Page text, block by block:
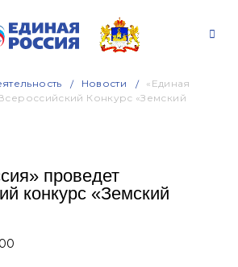
Новости
«Единая
Конкурс «Земский
проведет
конкурс «Земский